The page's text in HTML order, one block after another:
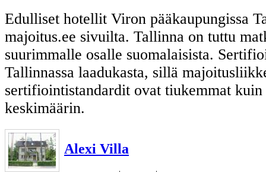
Edulliset hotellit Viron pääkaupungissa
majoitus.ee sivuilta. Tallinna on tuttu
suurimmalle osalle suomalaisista.
Tallinnassa laadukasta, sillä
sertifiointistandardit ovat tiukemmat kuin
keskimäärin.
Alexi Villa